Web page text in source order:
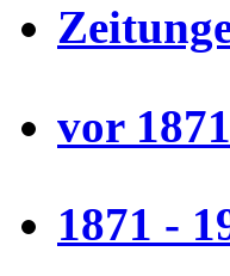
vor 1871
1871 -